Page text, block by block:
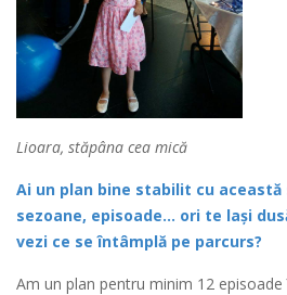
Lioara, stăpâna cea mică
Ai un plan bine stabilit cu această
sezoane, episoade… ori te lași
vezi ce se întâmplă pe parcurs?
Am un plan pentru minim 12